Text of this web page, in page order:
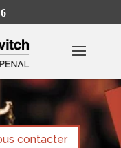
contacter